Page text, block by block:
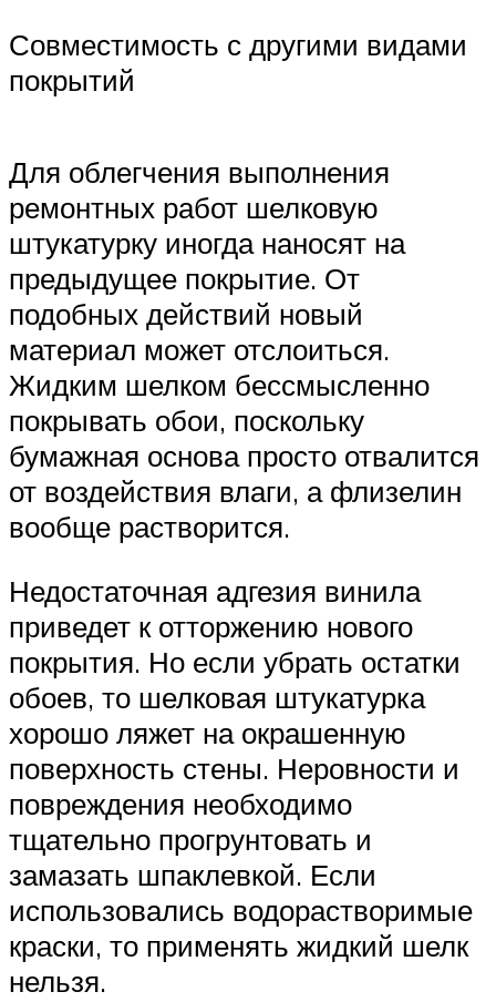
Совместимость с другими видами
покрытий
Для облегчения выполнения
ремонтных работ шелковую
штукатурку иногда наносят на
предыдущее покрытие. От
подобных действий новый
материал может отслоиться.
Жидким шелком бессмысленно
покрывать обои, поскольку
бумажная основа просто отвалится
от воздействия влаги, а флизелин
вообще растворится.
Недостаточная адгезия винила
приведет к отторжению нового
покрытия. Но если убрать остатки
обоев, то шелковая штукатурка
хорошо ляжет на окрашенную
поверхность стены. Неровности и
повреждения необходимо
тщательно прогрунтовать и
замазать шпаклевкой. Если
использовались водорастворимые
краски, то применять жидкий шелк
нельзя.